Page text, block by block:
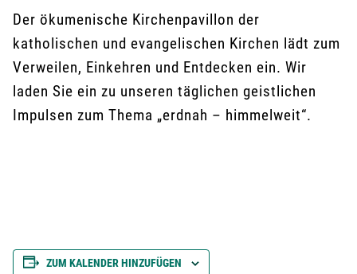
Der ökumenische Kirchenpavillon der
katholischen und evangelischen Kirchen lädt zum
Verweilen, Einkehren und Entdecken ein. Wir
laden Sie ein zu unseren täglichen geistlichen
Impulsen zum Thema „erdnah – himmelweit“.
ZUM KALENDER HINZUFÜGEN